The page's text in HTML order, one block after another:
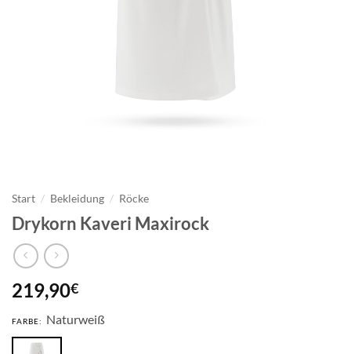
Start / Bekleidung / Röcke
Drykorn Kaveri Maxirock
219,90€
FARBE: Naturweiß